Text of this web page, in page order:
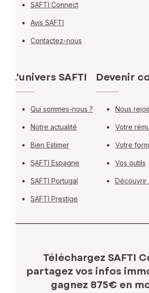
SAFTI Connect
Avis SAFTI
Contactez-nous
L'univers SAFTI
Qui sommes-nous ?
Notre actualité
Bien Estimer
SAFTI Espagne
SAFTI Portugal
SAFTI Prestige
Devenir
Nous
Votre
Votre
Vos outils
Découvrir
Téléchargez SAFTI
partagez vos infos
gagnez 875€ en